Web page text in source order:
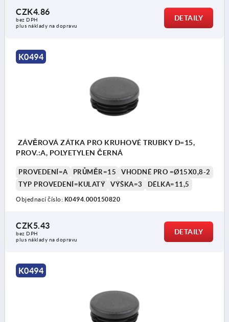
CZK4.86
bez DPH
plus náklady na dopravu
DETAILY
K0494
ZÁVĚROVÁ ZÁTKA PRO KRUHOVÉ TRUBKY D=15,
PROV.:A, POLYETYLEN ČERNÁ
PROVEDENÍ=A PRŮMĚR=15
VHODNÉ PRO =Ø15X0,8-2
TYP PROVEDENÍ=KULATÝ
VÝŠKA=3 DÉLKA=11,5
Objednací číslo: K0494.000150820
CZK5.43
bez DPH
plus náklady na dopravu
DETAILY
K0494